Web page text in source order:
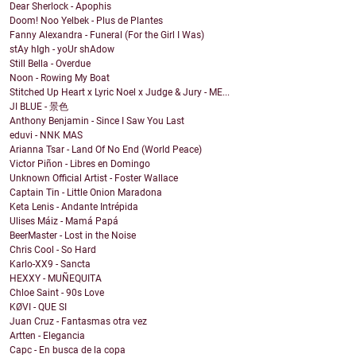
Dear Sherlock - Apophis
Doom! Noo Yelbek - Plus de Plantes
Fanny Alexandra - Funeral (For the Girl I Was)
stAy hIgh - yoUr shAdow
Still Bella - Overdue
Noon - Rowing My Boat
Stitched Up Heart x Lyric Noel x Judge & Jury - ME...
JI BLUE - 景色
Anthony Benjamin - Since I Saw You Last
eduvi - NNK MAS
Arianna Tsar - Land Of No End (World Peace)
Victor Piñon - Libres en Domingo
Unknown Official Artist - Foster Wallace
Captain Tin - Little Onion Maradona
Keta Lenis - Andante Intrépida
Ulises Máiz - Mamá Papá
BeerMaster - Lost in the Noise
Chris Cool - So Hard
Karlo-XX9 - Sancta
HEXXY - MUÑEQUITA
Chloe Saint - 90s Love
KØVI - QUE SI
Juan Cruz - Fantasmas otra vez
Artten - Elegancia
Capc - En busca de la copa